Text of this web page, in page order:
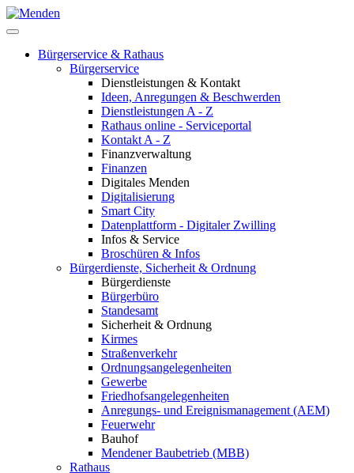
Bürgerservice & Rathaus
Bürgerservice
Dienstleistungen & Kontakt
Ideen, Anregungen & Beschwerden
Dienstleistungen A - Z
Rathaus online - Serviceportal
Kontakt A - Z
Finanzverwaltung
Finanzen
Digitales Menden
Digitalisierung
Smart City
Datenplattform - Digitaler Zwilling
Infos & Service
Broschüren & Infos
Bürgerdienste, Sicherheit & Ordnung
Bürgerdienste
Bürgerbüro
Standesamt
Sicherheit & Ordnung
Kirmes
Straßenverkehr
Ordnungsangelegenheiten
Gewerbe
Friedhofsangelegenheiten
Anregungs- und Ereignismanagement (AEM)
Feuerwehr
Bauhof
Mendener Baubetrieb (MBB)
Rathaus